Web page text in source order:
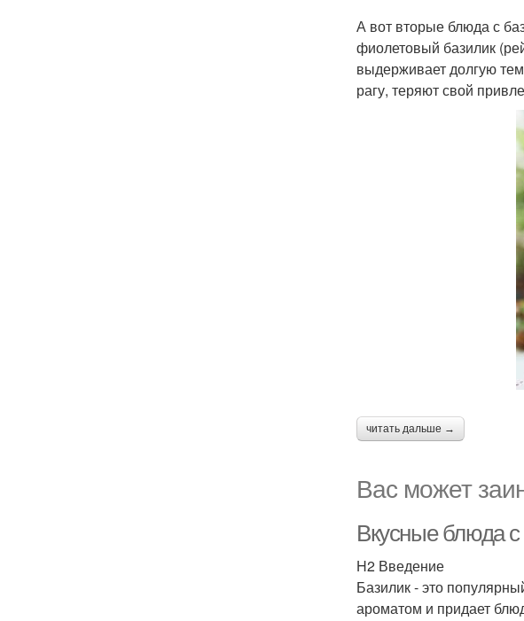
А вот вторые блюда с
фиолетовый базилик
выдерживает долгую
рагу, теряют свой
читать дальше →
Вас может
Вкусные блюда
H2 Введение
Базилик - это
ароматом и придает